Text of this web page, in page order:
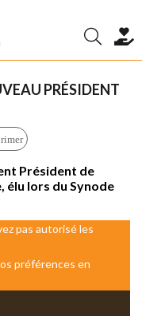
PRÉSIDENT
Président de
élu lors du Synode
pas autorisé les
préférences en